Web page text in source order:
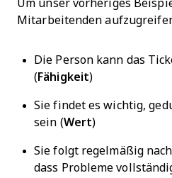
Um unser vorheriges
Mitarbeitenden
Die Person kann das
(Fähigkeit)
Sie findet es wichtig,
sein (Wert)
Sie folgt regelmäßig
dass Probleme